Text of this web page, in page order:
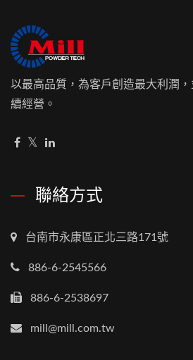
以最高品質，為客戶創造最大利潤
續經營。
聯絡方式
台南市永康區正北三路171號
886-6-2545566
886-6-2538697
mill@mill.com.tw